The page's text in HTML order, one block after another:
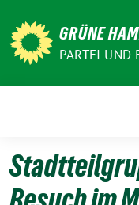
zum
Inhalt
GRÜNE
PARTEI UND